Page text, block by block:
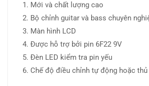
1. Mới và chất lượng cao
2. Bộ chỉnh guitar và bass chuyên
3. Màn hình LCD
4. Được hỗ trợ bởi pin 6F22 9V
5. Đèn LED kiểm tra pin yếu
6. Chế độ điều chỉnh tự động hoặc